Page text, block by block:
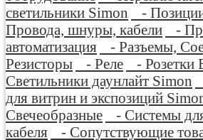
светильники Simon
-
Провода, шнуры, кабели
-
автоматизация
- Разъемы,
Резисторы
- Реле - Розетки
Светильники даунлайт Simon
для витрин и экспозиций
Свечеобразные
- Системы
кабеля
- Сопутствующие